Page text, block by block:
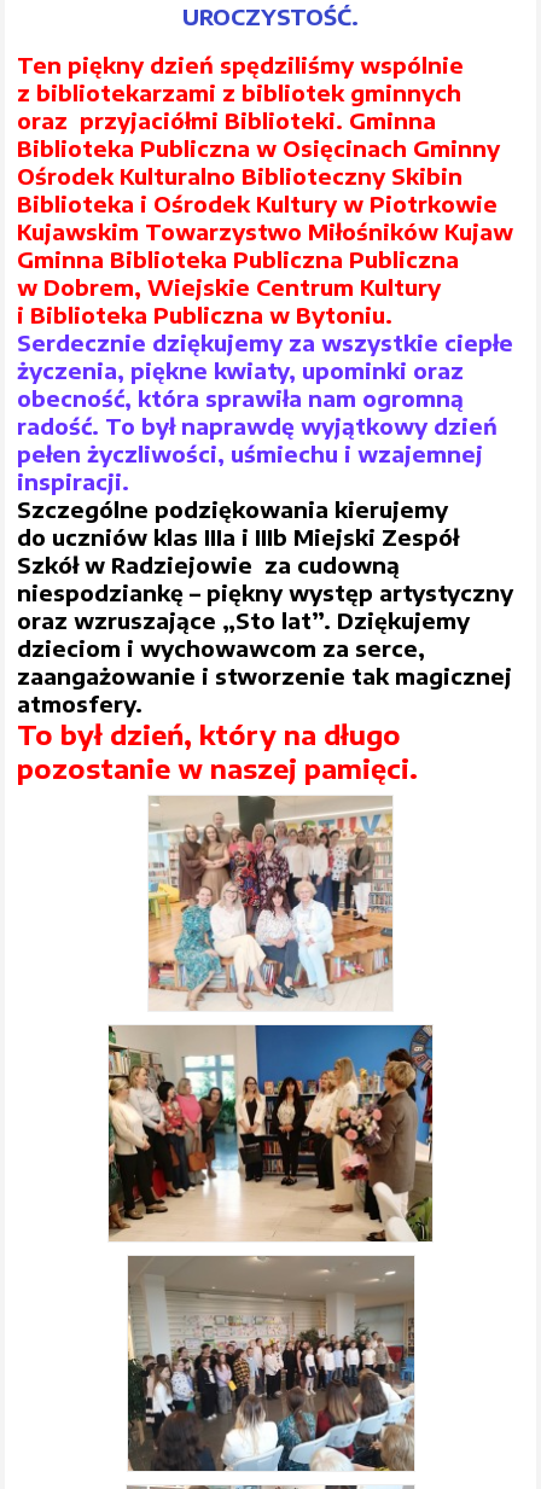
UROCZYSTOŚĆ.
Ten piękny dzień spędziliśmy wspólnie
z bibliotekarzami z bibliotek gminnych
oraz przyjaciółmi Biblioteki. Gminna
Biblioteka Publiczna w Osięcinach Gminny
Ośrodek Kulturalno Biblioteczny Skibin
Biblioteka i Ośrodek Kultury w Piotrkowie
Kujawskim Towarzystwo Miłośników Kujaw
Gminna Biblioteka Publiczna Publiczna
w Dobrem, Wiejskie Centrum Kultury
i Biblioteka Publiczna w Bytoniu.
Serdecznie dziękujemy za wszystkie ciepłe
życzenia, piękne kwiaty, upominki oraz
obecność, która sprawiła nam ogromną
radość. To był naprawdę wyjątkowy dzień
pełen życzliwości, uśmiechu i wzajemnej
inspiracji.
Szczególne podziękowania kierujemy
do uczniów klas IIIa i IIIb Miejski Zespół
Szkół w Radziejowie za cudowną
niespodziankę – piękny występ artystyczny
oraz wzruszające „Sto lat”. Dziękujemy
dzieciom i wychowawcom za serce,
zaangażowanie i stworzenie tak magicznej
atmosfery.
To był dzień, który na długo
pozostanie w naszej pamięci.